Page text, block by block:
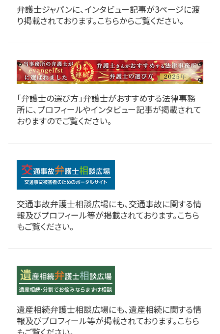
弁護士ジャパンに、インタビュー記事が3ページに渡
り掲載されております。こちらからご覧ください。
「弁護士の選び方」弁護士がおすすめする法律事務
所に、プロフィールやインタビュー記事が掲載されて
おりますのでご覧ください。
交通事故弁護士相談広場にも、交通事故に関する情
報及びプロフィール等が掲載されております。こちら
もご覧ください。
遺産相続弁護士相談広場にも、遺産相続に関する情
報及びプロフィール等が掲載されております。こちら